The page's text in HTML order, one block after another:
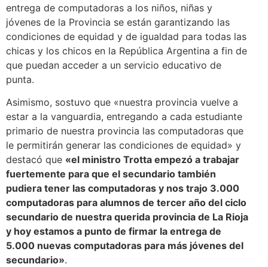
entrega de computadoras a los niños, niñas y
jóvenes de la Provincia se están garantizando las
condiciones de equidad y de igualdad para todas las
chicas y los chicos en la República Argentina a fin de
que puedan acceder a un servicio educativo de
punta.
Asimismo, sostuvo que «nuestra provincia vuelve a
estar a la vanguardia, entregando a cada estudiante
primario de nuestra provincia las computadoras que
le permitirán generar las condiciones de equidad» y
destacó que «el ministro Trotta empezó a trabajar
fuertemente para que el secundario también
pudiera tener las computadoras y nos trajo 3.000
computadoras para alumnos de tercer año del ciclo
secundario de nuestra querida provincia de La Rioja
y hoy estamos a punto de firmar la entrega de
5.000 nuevas computadoras para más jóvenes del
secundario».